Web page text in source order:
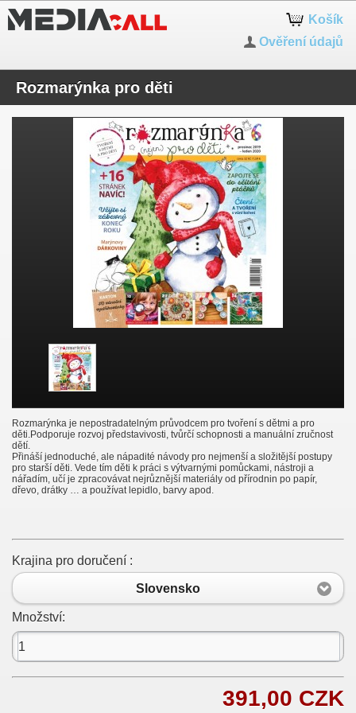
Košík
Ověření údajů
Rozmarýnka pro děti
Rozmarýnka je nepostradatelným průvodcem pro tvoření s dětmi a pro
děti.Podporuje rozvoj představivosti, tvůrčí schopnosti a manuální zručnost
dětí.
Přináší jednoduché, ale nápadité návody pro nejmenší a složitější postupy
pro starší děti. Vede tím děti k práci s výtvarnými pomůckami, nástroji a
nářadím, učí je zpracovávat nejrůznější materiály od přírodnin po papír,
dřevo, drátky … a používat lepidlo, barvy apod.
Krajina pro doručení :
Slovensko
Množství:
391,00 CZK